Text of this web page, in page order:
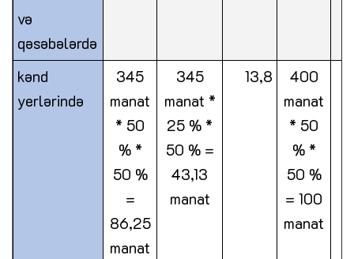
və
qəsəbələrdə
kənd
yerlərində
345
manat
* 50
% *
50 %
=
86,25
manat
345
manat *
25 % *
50 % =
43,13
manat
13,8
400
manat
* 50
% *
50 %
= 100
manat